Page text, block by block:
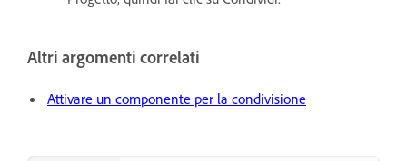
Altri argomenti correlati
Attivare un componente per la condivisione